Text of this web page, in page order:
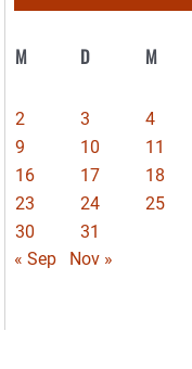
M D M
2
3 4
9
10 11
16
17 18
23
24 25
30
31
« Sep
Nov »